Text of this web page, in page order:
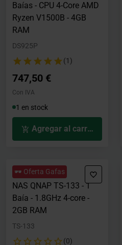
Baías - CPU 4-Core AMD
Ryzen V1500B - 4GB
RAM
DS925P
(1)
747,50 €
Con IVA
1 en stock
Agregar al carrito
🕶️ Oferta Gafas
NAS QNAP TS-133 - 1
Baía - 1.8GHz 4-core -
2GB RAM
TS-133
(0)